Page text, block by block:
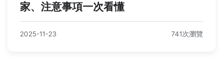
家、注意事項一次看懂
2025-11-23 741次瀏覽